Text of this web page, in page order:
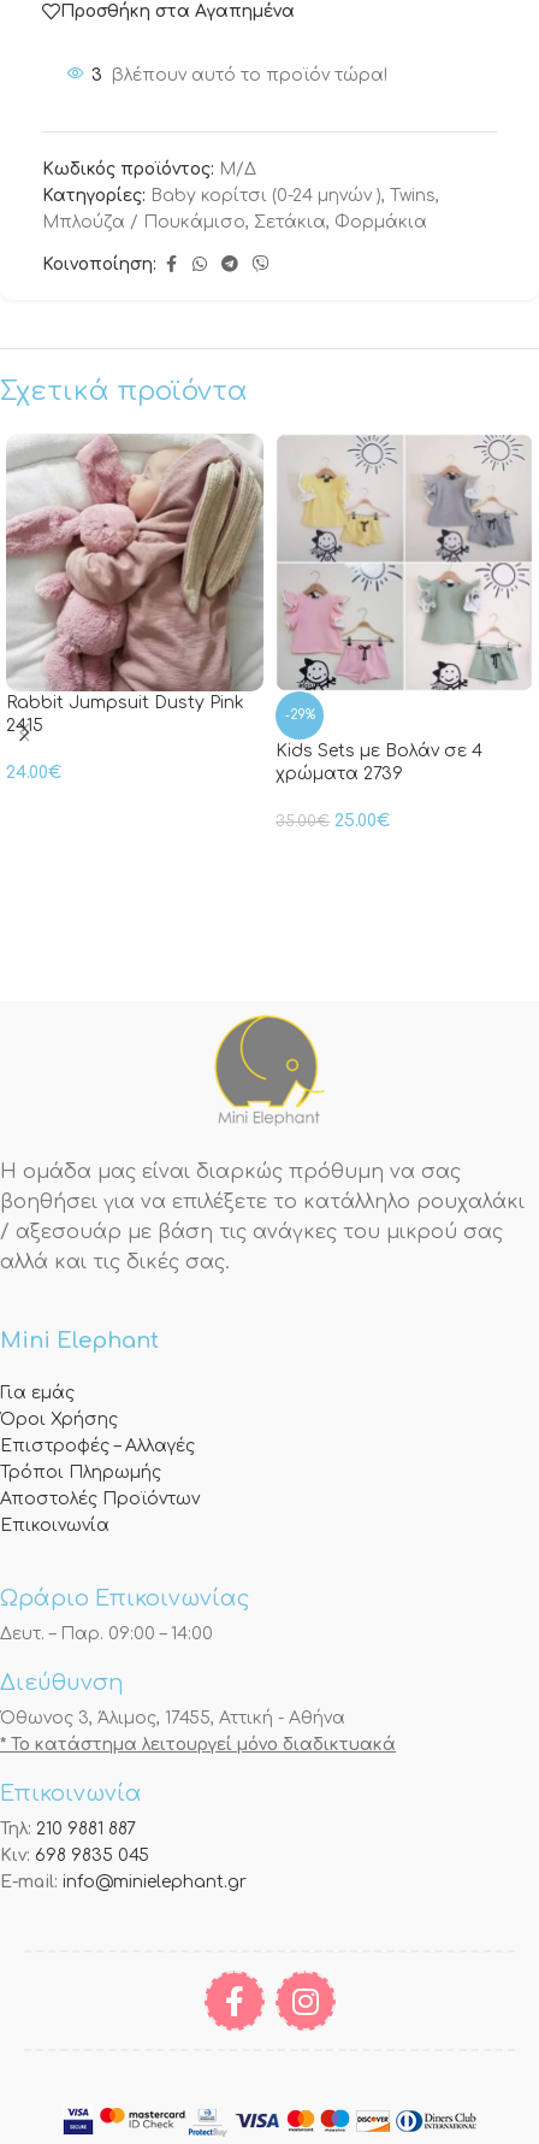
Προσθήκη στα Αγαπημένα
3 βλέπουν αυτό το προϊόν τώρα!
Κωδικός προϊόντος: Μ/Δ
Κατηγορίες: Baby κορίτσι (0-24 μηνών ), Twins,
Μπλούζα / Πουκάμισο, Σετάκια, Φορμάκια
Κοινοποίηση:
Σχετικά προϊόντα
Rabbit Jumpsuit Dusty Pink
2415
24.00€
-29%
Kids Sets με Βολάν σε 4
χρώματα 2739
35.00€ 25.00€
Η ομάδα μας είναι διαρκώς πρόθυμη να σας
βοηθήσει για να επιλέξετε το κατάλληλο ρουχαλάκι
/ αξεσουάρ με βάση τις ανάγκες του μικρού σας
αλλά και τις δικές σας.
Mini Elephant
Για εμάς
Όροι Χρήσης
Επιστροφές – Αλλαγές
Τρόποι Πληρωμής
Αποστολές Προϊόντων
Επικοινωνία
Ωράριο Επικοινωνίας
Δευτ. – Παρ. 09:00 – 14:00
Διεύθυνση
Όθωνος 3, Άλιμος, 17455, Αττική - Αθήνα
* Το κατάστημα λειτουργεί μόνο διαδικτυακά
Επικοινωνία
Τηλ: 210 9881 887
Κιν: 698 9835 045
E-mail: info@minielephant.gr